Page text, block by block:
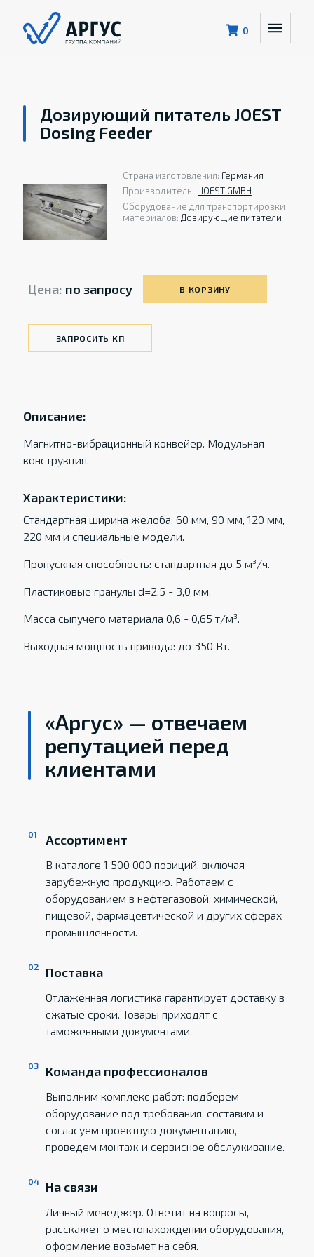
0
Дозирующий питатель JOEST
Dosing Feeder
Страна изготовления: Германия
Производитель:
JOEST GMBH
Оборудование для транспортировки
материалов: Дозирующие питатели
Цена: по запросу В КОРЗИНУ
ЗАПРОСИТЬ КП
Описание:
Магнитно-вибрационный конвейер. Модульная
конструкция.
Характеристики:
Стандартная ширина желоба: 60 ​​мм, 90 мм, 120 мм,
220 мм и специальные модели.
Пропускная способность: стандартная до 5 м³/ч.
Пластиковые гранулы d=2,5 - 3,0 мм.
Масса сыпучего материала 0,6 - 0,65 т/м³.
Выходная мощность привода: до 350 Вт.
«Аргус» — отвечаем
репутацией перед
клиентами
Ассортимент
В каталоге 1 500 000 позиций, включая
зарубежную продукцию. Работаем с
оборудованием в нефтегазовой, химической,
пищевой, фармацевтической и других сферах
промышленности.
Поставка
Отлаженная логистика гарантирует доставку в
сжатые сроки. Товары приходят с
таможенными документами.
Команда профессионалов
Выполним комплекс работ: подберем
оборудование под требования, составим и
согласуем проектную документацию,
проведем монтаж и сервисное обслуживание.
На связи
Личный менеджер. Ответит на вопросы,
расскажет о местонахождении оборудования,
оформление возьмет на себя.